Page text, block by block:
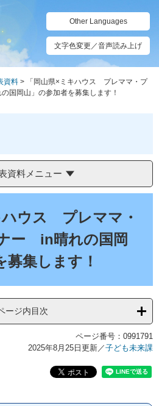
Other Languages
文字色変更／音声読み上げ
資料 >
「岡山県×ミキハウス プレママ・プ
国岡山」の参加者を募集します！
資料メニュー
ハウス プレママ・
ー in晴れの国岡
募集します！
ージ内目次
ページ番号：0991791
2025年8月25日更新／子ども未来課